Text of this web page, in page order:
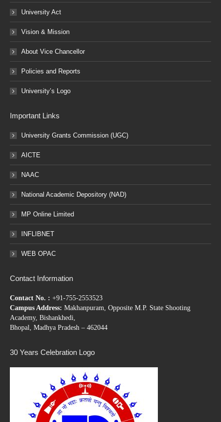
University Act
Vision & Mission
About Vice Chancellor
Policies and Reports
University’s Logo
Important Links
University Grants Commission (UGC)
AICTE
NAAC
National Academic Depository (NAD)
MP Online Limited
INFLIBNET
WEB OPAC
Contact Information
Contact No. : +91-755-2553523
Campus Address: Makhanpuram, Opposite M.P. State Shooting
Academy, Bishankhedi,
Bhopal, Madhya Pradesh – 462044
30 Years Celebration Logo